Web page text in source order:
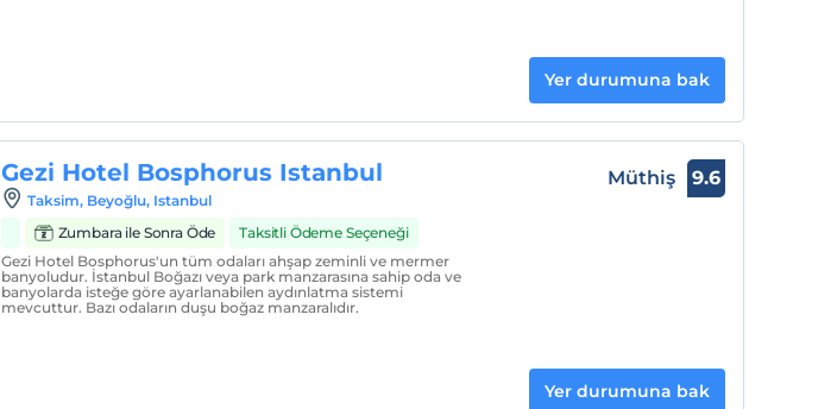
Yer durumuna bak
Gezi Hotel Bosphorus Istanbul
Taksim, Beyoğlu, Istanbul
Zumbara ile Sonra Öde
Taksitli Ödeme Seçeneği
Gezi Hotel Bosphorus'un tüm odaları ahşap zeminli ve mermer
banyoludur. İstanbul Boğazı veya park manzarasına sahip oda ve
banyolarda isteğe göre ayarlanabilen aydınlatma sistemi
mevcuttur. Bazı odaların duşu boğaz manzaralıdır.
Müthiş 9.6
Yer durumuna bak